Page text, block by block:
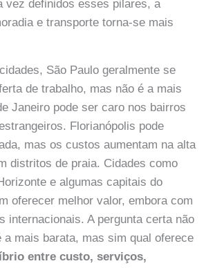
vez definidos esses pilares, a
e transporte torna-se mais
São Paulo geralmente se
de trabalho, mas não é a mais
Janeiro pode ser caro nos bairros
Florianópolis pode
mas os custos aumentam na alta
distritos de praia. Cidades como
e algumas capitais do
oferecer melhor valor, embora com
internacionais. A pergunta certa não
a mais barata, mas sim qual oferece
entre custo, serviços,